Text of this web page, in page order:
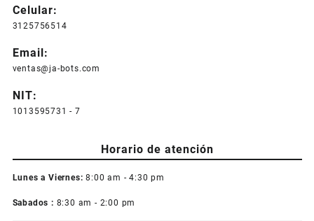
Celular:
3125756514
Email:
ventas@ja-bots.com
NIT:
1013595731 - 7
Horario de atención
Lunes a Viernes: 8:00 am - 4:30 pm
Sabados : 8:30 am - 2:00 pm